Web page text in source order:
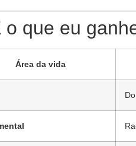
o que eu
Área da vida